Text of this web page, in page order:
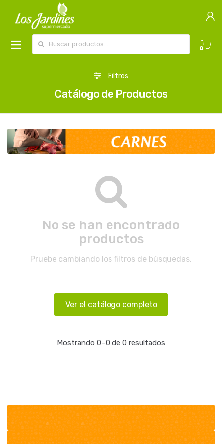
0
Filtros
Catálogo de Productos
No se han encontrado
productos
Pruebe cambiando los filtros de búsquedas.
Ver el catálogo completo
Mostrando 0–0 de 0 resultados